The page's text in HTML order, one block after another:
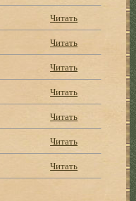
Читать
Читать
Читать
Читать
Читать
Читать
Читать